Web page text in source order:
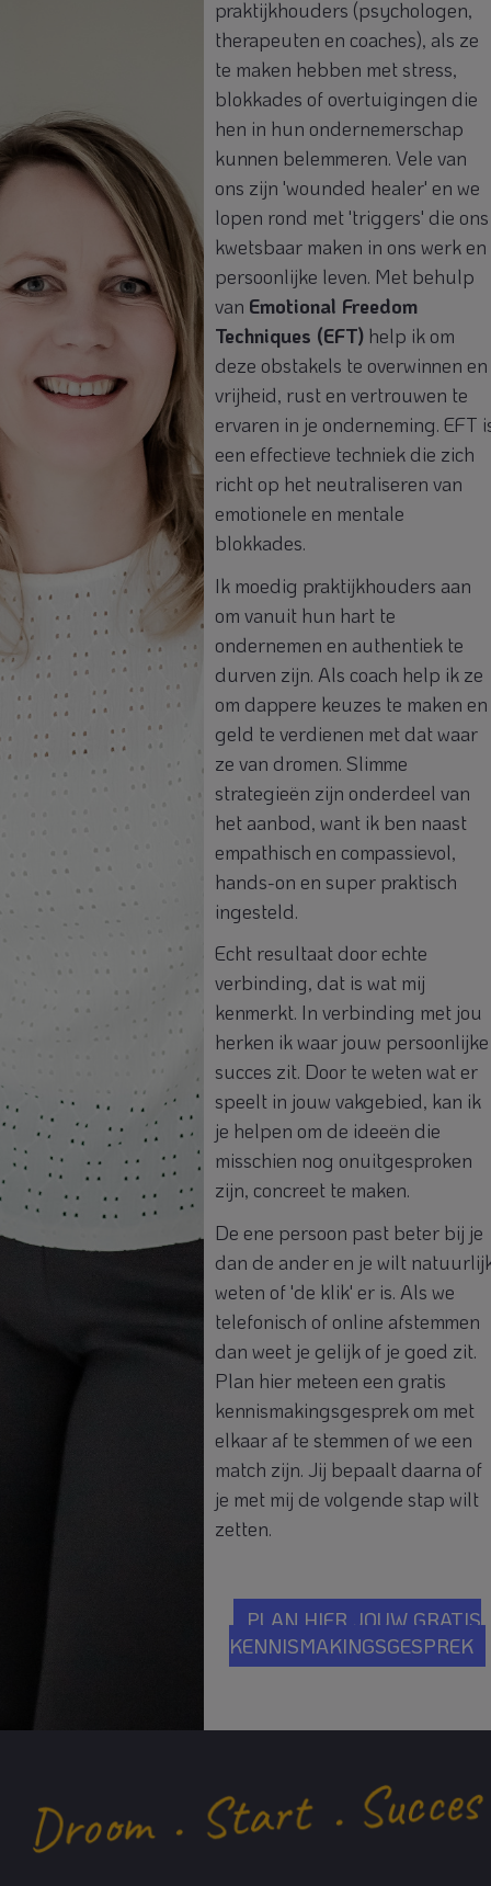
praktijkhouders (psychologen,
therapeuten en coaches), als ze
te maken hebben met stress,
blokkades of overtuigingen die
hen in hun ondernemerschap
kunnen belemmeren. Vele van
ons zijn 'wounded healer' en we
lopen rond met 'triggers' die ons
kwetsbaar maken in ons werk en
persoonlijke leven. Met behulp
van Emotional Freedom
Techniques (EFT) help ik om
deze obstakels te overwinnen en
vrijheid, rust en vertrouwen te
ervaren in je onderneming. EFT
een effectieve techniek die zich
richt op het neutraliseren van
emotionele en mentale
blokkades.
Ik moedig praktijkhouders aan
om vanuit hun hart te
ondernemen en authentiek te
durven zijn. Als coach help ik ze
om dappere keuzes te maken en
geld te verdienen met dat waar
ze van dromen. Slimme
strategieën zijn onderdeel van
het aanbod, want ik ben naast
empathisch en compassievol,
hands-on en super praktisch
ingesteld.
Echt resultaat door echte
verbinding, dat is wat mij
kenmerkt. In verbinding met jou
herken ik waar jouw persoonlijke
succes zit. Door te weten wat er
speelt in jouw vakgebied, kan ik
je helpen om de ideeën die
misschien nog onuitgesproken
zijn, concreet te maken.
De ene persoon past beter bij je
dan de ander en je wilt
weten of 'de klik' er is. Als we
telefonisch of online afstemmen
dan weet je gelijk of je goed zit.
Plan hier meteen een gratis
kennismakingsgesprek om met
elkaar af te stemmen of we een
match zijn. Jij bepaalt daarna of
je met mij de volgende stap wilt
zetten.
PLAN HIER JOUW GRATIS
KENNISMAKINGSGESPREK